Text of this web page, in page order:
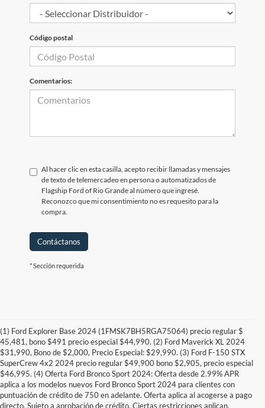
Código postal
Comentarios:
Al hacer clic en esta casilla, acepto recibir llamadas y mensajes
de texto de telemercadeo en persona o automatizados de
Flagship Ford of Rio Grande al número que ingresé.
Reconozco que mi consentimiento no es requesito para la
compra.
Contáctanos
* Sección requerida
(1) Ford Explorer Base 2024 (1FMSK7BH5RGA75064) precio regular $
45,481, bono $491 precio especial $44,990. (2) Ford Maverick XL 2024
$31,990, Bono de $2,000, Precio Especial: $29,990. (3) Ford F-150 STX
SuperCrew 4x2 2024 precio regular $49,900 bono $2,905, precio especial
$46,995. (4) Oferta Ford Bronco Sport 2024: Oferta desde 2.99% APR
aplica a los modelos nuevos Ford Bronco Sport 2024 para clientes con
puntuación de crédito de 750 en adelante. Oferta aplica al acogerse a pago
directo. Sujeto a aprobación de crédito. Ciertas restricciones aplican.